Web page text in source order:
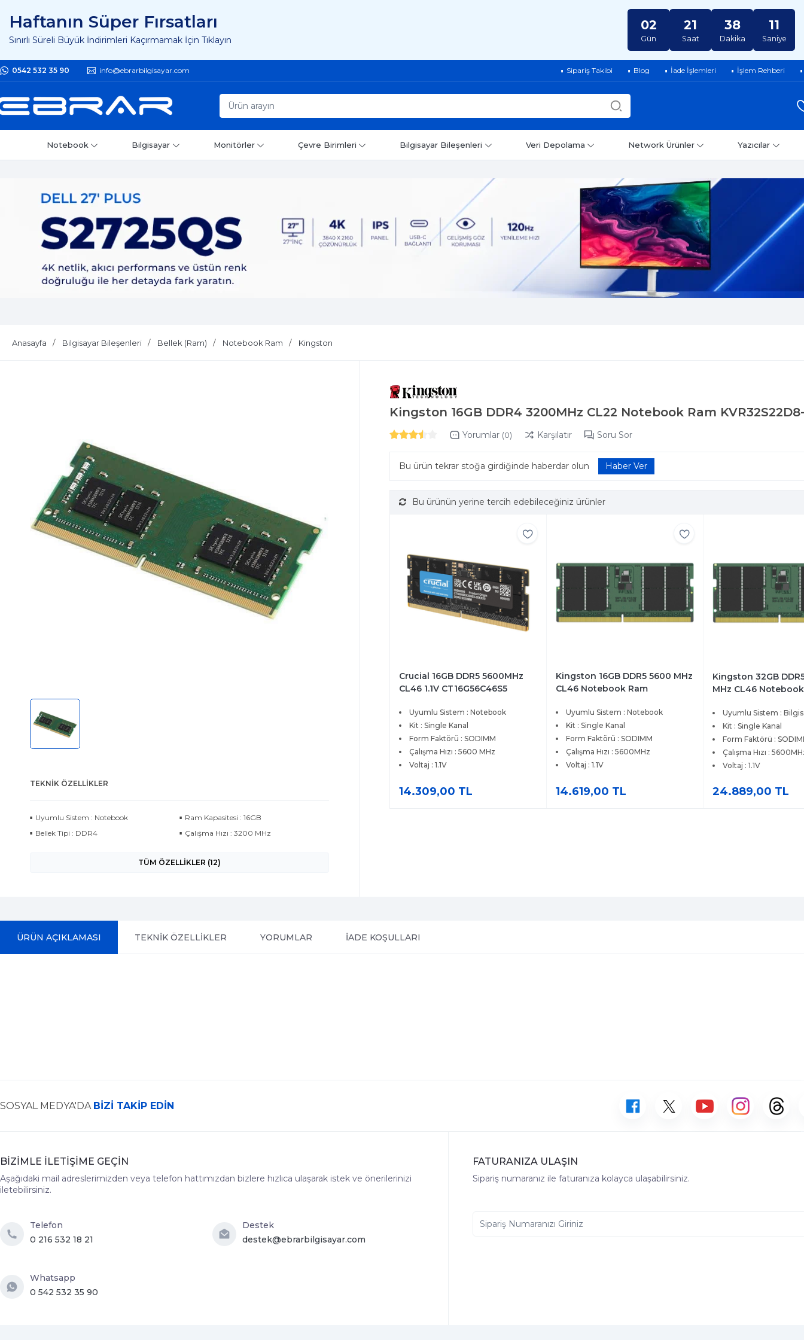
Haftanın Süper Fırsatları
Sınırlı Süreli Büyük İndirimleri Kaçırmamak İçin Tıklayın
02
Gün
21
Saat
38
Dakika
10
Saniye
0542 532 35 90 info@ebrarbilgisayar.com Sipariş Takibi Blog İade İşlemleri İşlem Rehberi
Notebook Bilgisayar Monitörler Çevre Birimleri Bilgisayar Bileşenleri Veri Depolama Network Ürünler Yazıcılar
Anasayfa Bilgisayar Bileşenleri Bellek (Ram) Notebook Ram Kingston
TEKNIK ÖZELLIKLER
Uyumlu Sistem : Notebook
Ram Kapasitesi : 16GB
Bellek Tipi : DDR4
Çalışma Hızı : 3200 MHz
TÜM ÖZELLİKLER (12)
Kingston 16GB DDR4 3200MHz CL22 Notebook Ram
Yorumlar (0) Karşılatır Soru Sor
Bu ürün tekrar stoğa girdiğinde haberdar olun
Bu ürünün yerine tercih edebileceğiniz ürünler
Crucial 16GB DDR5 5600MHz
CL46 1.1V CT16G56C46S5
Uyumlu Sistem : Notebook
Kit : Single Kanal
Form Faktörü : SODIMM
Çalışma Hızı : 5600 MHz
Voltaj : 1.1V
14.309,00 TL
Kingston 16GB DDR5 5600 MHz
CL46 Notebook Ram
Uyumlu Sistem : Notebook
Kit : Single Kanal
Form Faktörü : SODIMM
Çalışma Hızı : 5600MHz
Voltaj : 1.1V
14.619,00 TL
Kingston 32GB
MHz CL46
Uyumlu Sistem :
Kit : Single Kanal
Form Faktörü :
Çalışma Hızı :
Voltaj : 1.1V
24.889,00 TL
ÜRÜN AÇIKLAMASI TEKNİK ÖZELLİKLER YORUMLAR İADE KOŞULLARI
SOSYAL MEDYA'DA BİZİ TAKİP EDİN
BİZİMLE İLETİŞİME GEÇİN
Aşağıdaki mail adreslerimizden veya telefon hattımızdan bizlere hızlıca ulaşarak istek ve önerilerinizi
iletebilirsiniz.
Telefon
0 216 532 18 21
Destek
destek@ebrarbilgisayar.com
Whatsapp
0 542 532 35 90
FATURANIZA ULAŞIN
Sipariş numaranız ile faturanıza kolayca ulaşabilirsiniz.